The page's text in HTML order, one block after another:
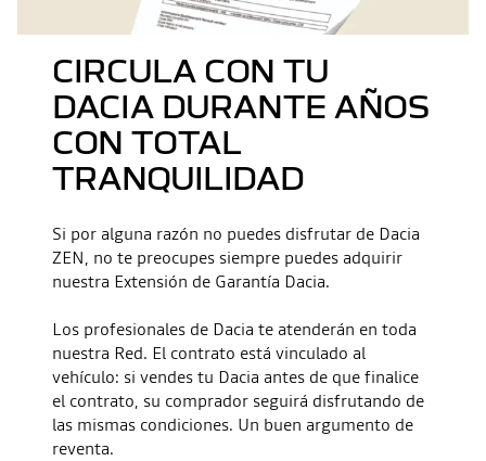
CIRCULA CON TU
DACIA DURANTE AÑOS
CON TOTAL
TRANQUILIDAD
Si por alguna razón no puedes disfrutar de Dacia
ZEN, no te preocupes siempre puedes adquirir
nuestra Extensión de Garantía Dacia.
Los profesionales de Dacia te atenderán en toda
nuestra Red. El contrato está vinculado al
vehículo: si vendes tu Dacia antes de que finalice
el contrato, su comprador seguirá disfrutando de
las mismas condiciones. Un buen argumento de
reventa.